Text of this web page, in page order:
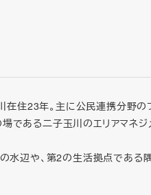
住23年。主に公民連携分野の
である二子玉川のエリアマネ
水辺や、第2の生活拠点である